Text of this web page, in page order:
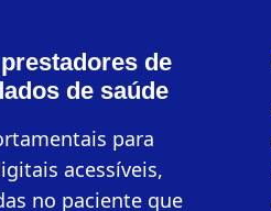
de
de saúde
para
acessíveis,
no paciente que